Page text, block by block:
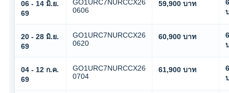
06 - 14 มิ.ย.
69
GO1URC7NURCCX26
0606
59,900 บาท
20 - 28 มิ.ย.
69
GO1URC7NURCCX26
0620
60,900 บาท
04 - 12 ก.ค.
69
GO1URC7NURCCX26
0704
61,900 บาท